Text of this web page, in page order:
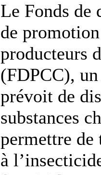
Le Fonds de
de
producteurs
(FDPCC),
prévoit de
substances
permettre de
à